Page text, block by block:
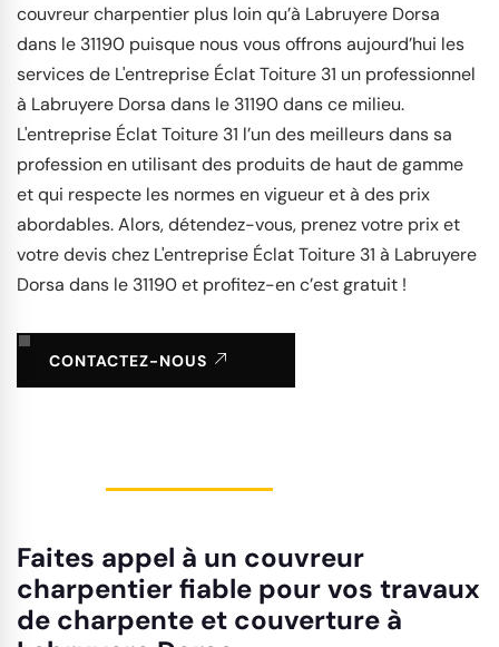
couvreur charpentier plus loin qu’à Labruyere Dorsa
dans le 31190 puisque nous vous offrons aujourd’hui les
services de L'entreprise Éclat Toiture 31 un professionnel
à Labruyere Dorsa dans le 31190 dans ce milieu.
L'entreprise Éclat Toiture 31 l’un des meilleurs dans sa
profession en utilisant des produits de haut de gamme
et qui respecte les normes en vigueur et à des prix
abordables. Alors, détendez-vous, prenez votre prix et
votre devis chez L'entreprise Éclat Toiture 31 à Labruyere
Dorsa dans le 31190 et profitez-en c’est gratuit !
CONTACTEZ-NOUS
Faites appel à un couvreur
charpentier fiable pour vos travaux
de charpente et couverture à